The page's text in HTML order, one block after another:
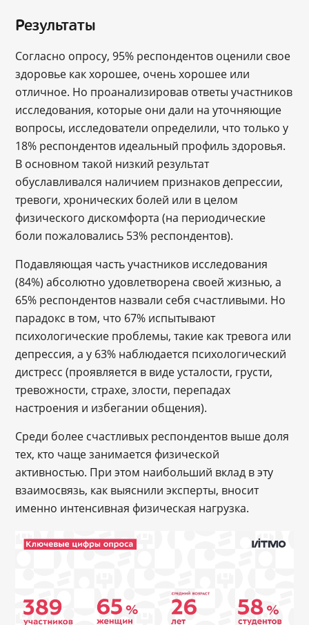
Результаты
Согласно опросу, 95% респондентов оценили свое
здоровье как хорошее, очень хорошее или
отличное. Но проанализировав ответы участников
исследования, которые они дали на уточняющие
вопросы, исследователи определили, что только у
18% респондентов идеальный профиль здоровья.
В основном такой низкий результат
обуславливался наличием признаков депрессии,
тревоги, хронических болей или в целом
физического дискомфорта (на периодические
боли пожаловались 53% респондентов).
Подавляющая часть участников исследования
(84%) абсолютно удовлетворена своей жизнью, а
65% респондентов назвали себя счастливыми. Но
парадокс в том, что 67% испытывают
психологические проблемы, такие как тревога или
депрессия, а у 63% наблюдается психологический
дистресс (проявляется в виде усталости, грусти,
тревожности, страхе, злости, перепадах
настроения и избегании общения).
Среди более счастливых респондентов выше доля
тех, кто чаще занимается физической
активностью. При этом наибольший вклад в эту
взаимосвязь, как выяснили эксперты, вносит
именно интенсивная физическая нагрузка.